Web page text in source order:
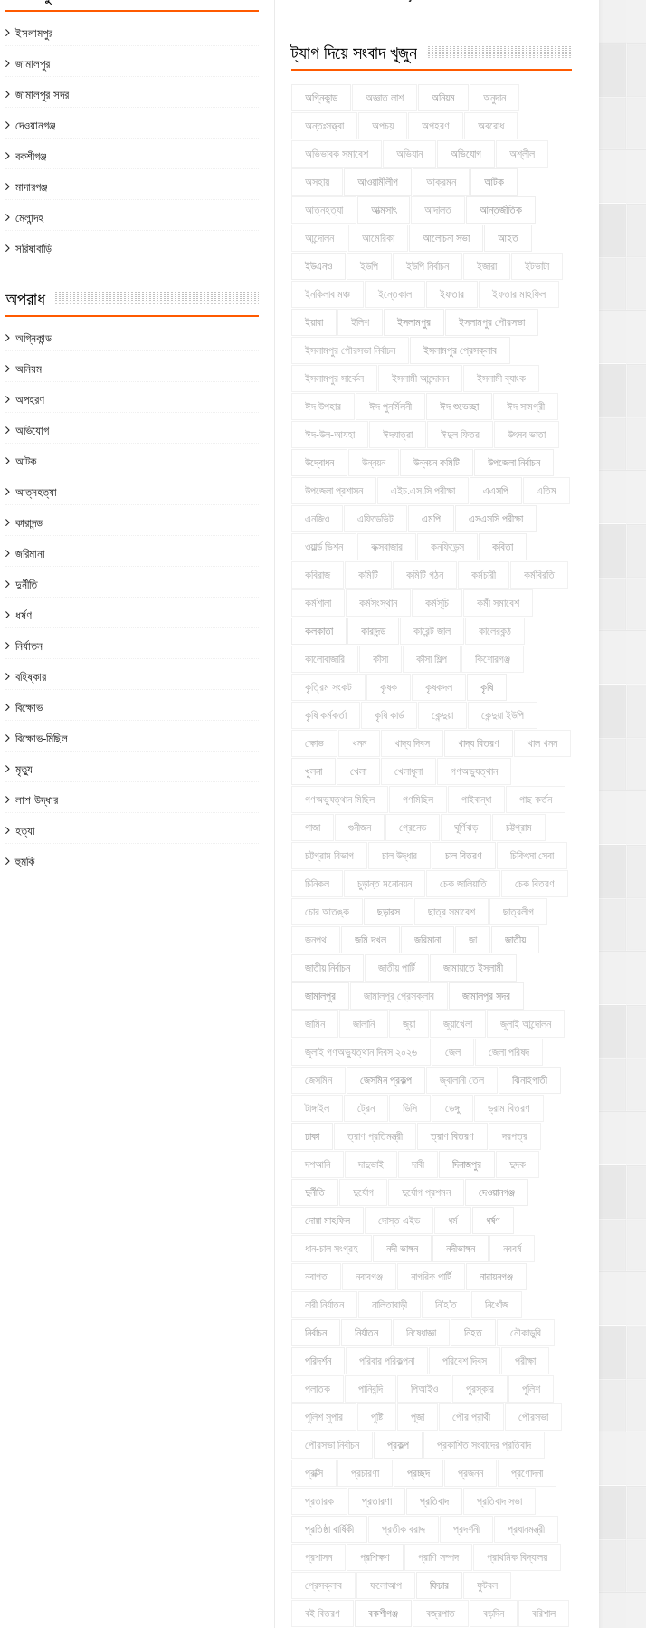
ইসলামপুর
জামালপুর
জামালপুর সদর
দেওয়ানগঞ্জ
বকশীগঞ্জ
মাদারগঞ্জ
মেলান্দহ
সরিষাবাড়ি
অপরাধ
অগ্নিকান্ড
অনিয়ম
অপহরণ
অভিযোগ
আটক
আত্নহত্যা
কারাদন্ড
জরিমানা
দুর্নীতি
ধর্ষণ
নির্যাতন
বহিষ্কার
বিক্ষোভ
বিক্ষোভ-মিছিল
মৃত্যু
লাশ উদ্ধার
হত্যা
হুমকি
ট্যাগ দিয়ে সংবাদ খুজুন
অগ্নিকান্ড অজ্ঞাত লাশ অনিয়ম অনুদান
অন্তঃসত্ত্বা অপচয় অপহরণ অবরোধ
অভিভাবক সমাবেশ অভিযান অভিযোগ অশ্লীল
অসহায় আওয়ামীলীগ আক্রমন আটক
আত্নহত্যা আত্মসাৎ আদালত আন্তর্জাতিক
আন্দোলন আমেরিকা আলোচনা সভা আহত
ইউএনও ইউপি ইউপি নির্বাচন ইজারা ইটভাটা
ইনকিলাব মঞ্চ ইন্তেকাল ইফতার ইফতার মাহফিল
ইয়াবা ইলিশ ইসলামপুর ইসলামপুর পৌরসভা
ইসলামপুর পৌরসভা নির্বাচন ইসলামপুর প্রেসক্লাব
ইসলামপুর সার্কেল ইসলামী আন্দোলন ইসলামী ব্যাংক
ঈদ উপহার ঈদ পুনর্মিলনী ঈদ শুভেচ্ছা ঈদ সামগ্রী
ঈদ-উল-আযহা ঈদযাত্রা ঈদুল ফিতর উৎসব ভাতা
উদ্বোধন উন্নয়ন উন্নয়ন কমিটি উপজেলা নির্বাচন
উপজেলা প্রশাসন এইচ.এস.সি পরীক্ষা এএসপি এতিম
এনজিও এফিডেভিট এমপি এসএসসি পরীক্ষা
ওয়ার্ল্ড ভিশন কক্সবাজার কনফিডেন্স কবিতা
কবিরাজ কমিটি কমিটি গঠন কর্মচারী কর্মবিরতি
কর্মশালা কর্মসংস্থান কর্মসূচি কর্মী সমাবেশ
কলকাতা কারাদন্ড কারেন্ট জাল কালেরকন্ঠ
কালোবাজারি কাঁসা কাঁসা শিল্প কিশোরগঞ্জ
কৃত্রিম সংকট কৃষক কৃষকদল কৃষি
কৃষি কর্মকর্তা কৃষি কার্ড কেন্দুয়া কেন্দুয়া ইউপি
ক্ষোভ খনন খাদ্য দিবস খাদ্য বিতরণ খাল খনন
খুলনা খেলা খেলাধূলা গণঅভ্যুত্থান
গণঅভ্যুত্থান মিছিল গণমিছিল গাইবান্ধা গাছ কর্তন
গাজা গুনীজন গ্রেনেড ঘূর্ণিঝড় চট্টগ্রাম
চট্টগ্রাম বিভাগ চাল উদ্ধার চাল বিতরণ চিকিৎসা সেবা
চিনিকল চুড়ান্ত মনোনয়ন চেক জালিয়াতি চেক বিতরণ
চোর আতঙ্ক ছড়ারস ছাত্র সমাবেশ ছাত্রলীগ
জনপথ জমি দখল জরিমানা জা জাতীয়
জাতীয় নির্বাচন জাতীয় পার্টি জামায়াতে ইসলামী
জামালপুর জামালপুর প্রেসক্লাব জামালপুর সদর
জামিন জালানি জুয়া জুয়াখেলা জুলাই আন্দোলন
জুলাই গণঅভ্যুত্থান দিবস ২০২৬ জেল জেলা পরিষদ
জেসমিন জেসমিন প্রকল্প জ্বালানী তেল ঝিনাইগাতী
টাঙ্গাইল ট্রেন ডিসি ডেঙ্গু ড্রাম বিতরণ
ঢাকা ত্রাণ প্রতিমন্ত্রী ত্রাণ বিতরণ দরপত্র
দশআনি দাদুভাই দাবী দিনাজপুর দুদক
দুর্নীতি দুর্যোগ দুর্যোগ প্রশমন দেওয়ানগঞ্জ
দোয়া মাহফিল দোস্ত এইড ধর্ম ধর্ষণ
ধান-চাল সংগ্রহ নদী ভাঙ্গন নদীভাঙ্গন নববর্ষ
নবাগত নবাবগঞ্জ নাগরিক পার্টি নারায়নগঞ্জ
নারী নির্যাতন নালিতাবাড়ী নি'হ'ত নিখোঁজ
নির্বাচন নির্যাতন নিষেধাজ্ঞা নিহত নৌকাডুবি
পরিদর্শন পরিবার পরিকল্পনা পরিবেশ দিবস পরীক্ষা
পলাতক পানিবন্দি পিআইও পুরস্কার পুলিশ
পুলিশ সুপার পুষ্টি পূজা পৌর প্রার্থী পৌরসভা
পৌরসভা নির্বাচন প্রকল্প প্রকাশিত সংবাদের প্রতিবাদ
প্রক্সি প্রচারণা প্রচ্ছদ প্রজনন প্রণোদনা
প্রতারক প্রতারণা প্রতিবাদ প্রতিবাদ সভা
প্রতিষ্ঠা বার্ষিকী প্রতীক বরাদ্দ প্রদর্শনী প্রধানমন্ত্রী
প্রশাসন প্রশিক্ষণ প্রাণি সম্পদ প্রাথমিক বিদ্যালয়
প্রেসক্লাব ফলোআপ ফিচার ফুটবল
বই বিতরণ বকশীগঞ্জ বজ্রপাত বড়দিন বরিশাল